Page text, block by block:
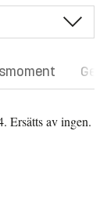
Ersätts av ingen.